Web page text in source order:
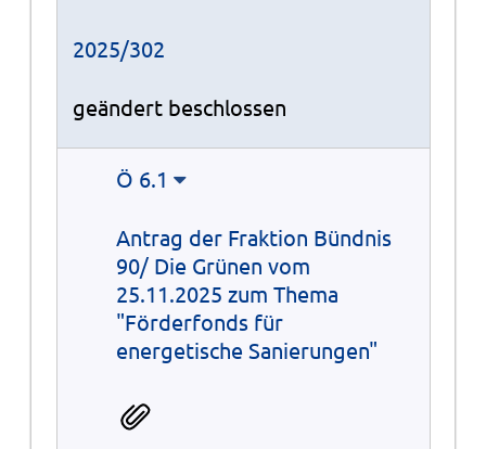
2025/302
geändert beschlossen
Ö 6.1
Antrag der Fraktion Bündnis
90/ Die Grünen vom
25.11.2025 zum Thema
"Förderfonds für
energetische Sanierungen"